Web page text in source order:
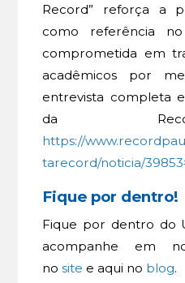
Record” reforça a
como referência
comprometida em
acadêmicos por
entrevista completa
da
https://
tarecord/noticia/
Fique por dentro!
Fique por dentro do
acompanhe em
nosite e aqui no blog.